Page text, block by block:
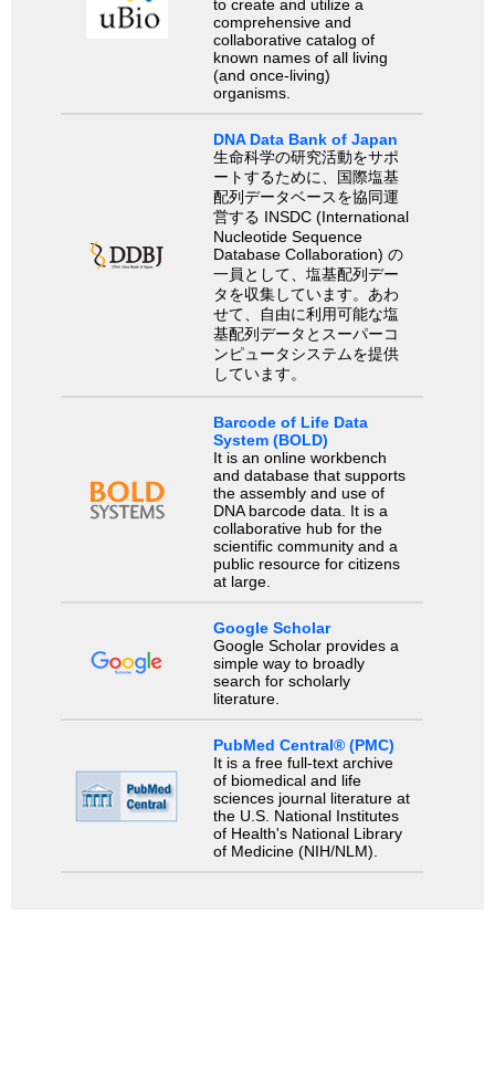
to create and utilize a
comprehensive and
collaborative catalog of
known names of all living
(and once-living)
organisms.
DNA Data Bank of Japan
生命科学の研究活動をサポ
ートするために、国際塩基
配列データベースを協同運
営する INSDC (International
Nucleotide Sequence
Database Collaboration) の
一員として、塩基配列デー
タを収集しています。あわ
せて、自由に利用可能な塩
基配列データとスーパーコ
ンピュータシステムを提供
しています。
Barcode of Life Data
System (BOLD)
It is an online workbench
and database that supports
the assembly and use of
DNA barcode data. It is a
collaborative hub for the
scientific community and a
public resource for citizens
at large.
Google Scholar
Google Scholar provides a
simple way to broadly
search for scholarly
literature.
PubMed Central® (PMC)
It is a free full-text archive
of biomedical and life
sciences journal literature at
the U.S. National Institutes
of Health's National Library
of Medicine (NIH/NLM).